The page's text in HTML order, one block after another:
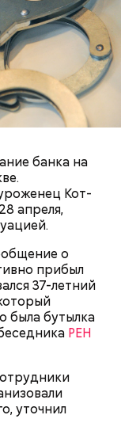
банка на
Кот-
апреля,
о
прибыл
37-летний
была бутылка
РЕН
уточнил
коме, а после